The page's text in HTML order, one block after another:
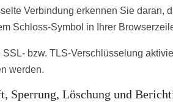
Verbindung erkennen Sie daran,
Schloss-Symbol in Ihrer
SSL- bzw. TLS-Verschlüsselung
werden.
Sperrung, Löschung und